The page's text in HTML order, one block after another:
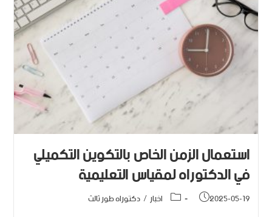
استعمال الزمن الخاص بالتكوين التكميلي
في الدكتوراه لمقياس التعليمية
2025-05-19 اخبار/دكتوراه طور ثالث